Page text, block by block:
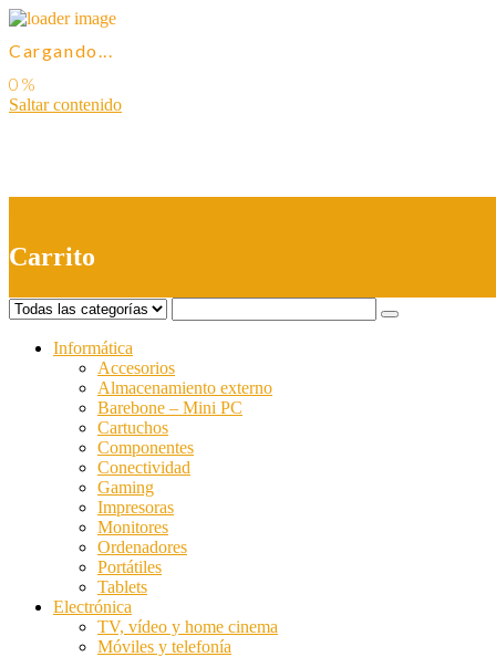
Cargando...
Saltar contenido
Carrito
Informática
Accesorios
Almacenamiento externo
Barebone – Mini PC
Cartuchos
Componentes
Conectividad
Gaming
Impresoras
Monitores
Ordenadores
Portátiles
Tablets
Electrónica
TV, vídeo y home cinema
Móviles y telefonía